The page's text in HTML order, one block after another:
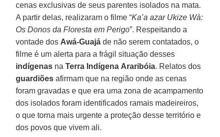
cenas exclusivas de seus parentes isolados na mata.
A partir delas, realizaram o filme “Ka’a azar Ukize Wà:
Os Donos da Floresta em Perigo”. Respeitando a
vontade dos Awá-Guajá de não serem contatados, o
filme é um alerta para a frágil situação desses
indígenas naTerra Indígena Araribóia. Relatos dos
guardiões afirmam que na região onde as cenas
foram gravadas e que era uma zona de acampamento
dos isolados foram identificados ramais madeireiros,
o que torna mais urgente a proteção desse território e
dos povos que vivem ali.